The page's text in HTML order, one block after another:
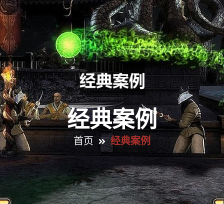
经典案例
首页 经典案例